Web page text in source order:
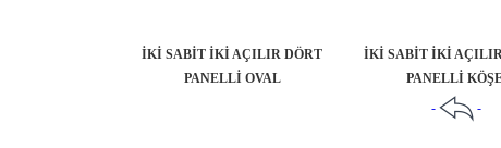
İKİ SABİT İKİ AÇILIR DÖRT
PANELLİ OVAL
İKİ SABİT İKİ
PANELLİ
-
-